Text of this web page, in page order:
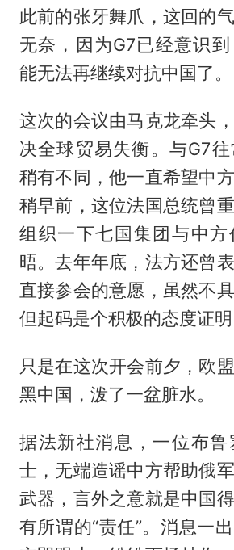
此前的张牙舞爪，这回的
无奈，因为G7已经意识
能无法再继续对抗中国了。
这次的会议由马克龙牵头
决全球贸易失衡。与G7
稍有不同，他一直希望中方
稍早前，这位法国总统曾
组织一下七国集团与中方
晤。去年年底，法方还曾
直接参会的意愿，虽然不
但起码是个积极的态度证明
只是在这次开会前夕，欧
黑中国，泼了一盆脏水。
据法新社消息，一位布鲁
士，无端造谣中方帮助俄
武器，言外之意就是中国
有所谓的“责任”。消息一